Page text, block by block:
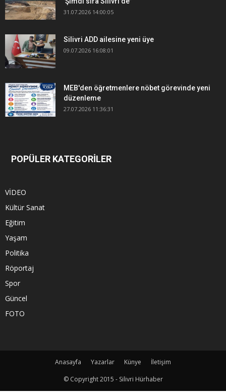
31.07.2026 14:00:05
Silivri ADD ailesine yeni üye
09.07.2026 16:08:01
MEB'den öğretmenlere nöbet görevinde yeni
düzenleme
27.07.2026 11:36:31
POPÜLER KATEGORİLER
VİDEO
Kültür Sanat
Eğitim
Yaşam
Politika
Röportaj
Spor
Güncel
FOTO
Anasayfa Yazarlar Künye
İletişim
© Copyright 2015 - Silivri Hürhaber